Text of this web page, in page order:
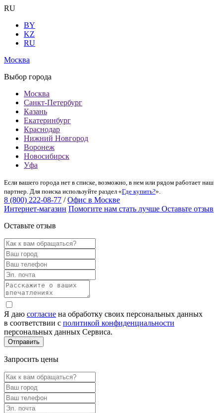
RU
BY
KZ
RU
Москва
Выбор города
Москва
Санкт-Петербург
Казань
Екатеринбург
Краснодар
Нижний Новгород
Воронеж
Новосибирск
Уфа
Если вашего города нет в списке, возможно, в нем или рядом работает наш
партнер. Для поиска используйте раздел «Где купить?».
8 (800) 222-08-77 / Офис в Москве
Интернет-магазин Помогите нам стать лучше Оставьте отзыв
Оставьте отзыв
Я даю согласие на обработку своих персональных данных
в соответствии с политикой конфиденциальности
персональных данных Сервиса.
Запросить цены